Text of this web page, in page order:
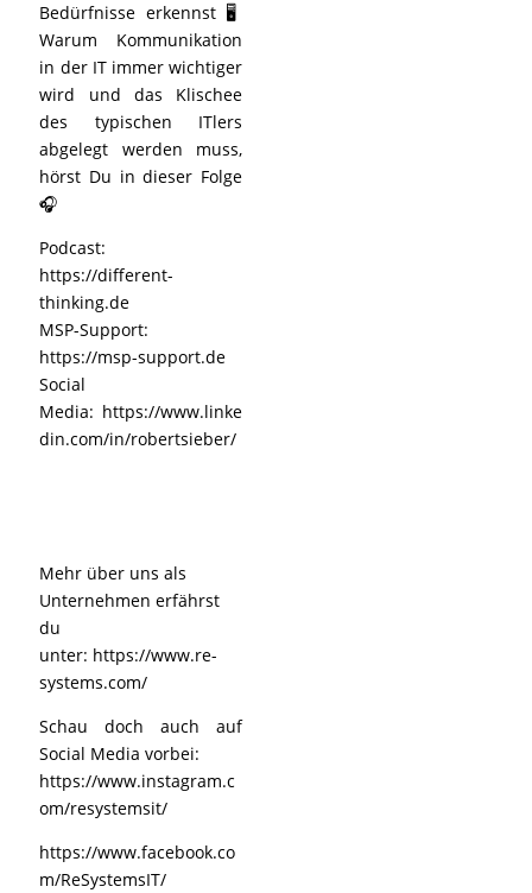
Bedürfnisse erkennst 🖥️
Warum Kommunikation
in der IT immer wichtiger
wird und das Klischee
des typischen ITlers
abgelegt werden muss,
hörst Du in dieser Folge
🎧
Podcast:
https://different-
thinking.de
MSP-Support:
https://msp-support.de
Social
Media: https://www.linke
din.com/in/robertsieber/
Mehr über uns als
Unternehmen erfährst
du
unter: https://www.re-
systems.com/
Schau doch auch auf
Social Media vorbei:
https://www.instagram.c
om/resystemsit/
https://www.facebook.co
m/ReSystemsIT/